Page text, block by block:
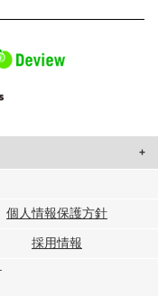
わせたコンテンツや広告の
提供しています。
ーに提供した他の情報や、
に収集した他の情報を組み
個人情報保護方針
採用情報